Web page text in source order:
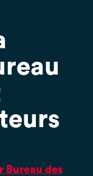
Bureau des